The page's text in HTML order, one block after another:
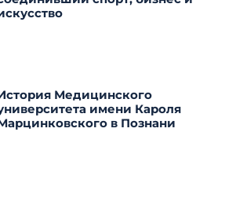
Медицинского
имени Кароля
в Познани